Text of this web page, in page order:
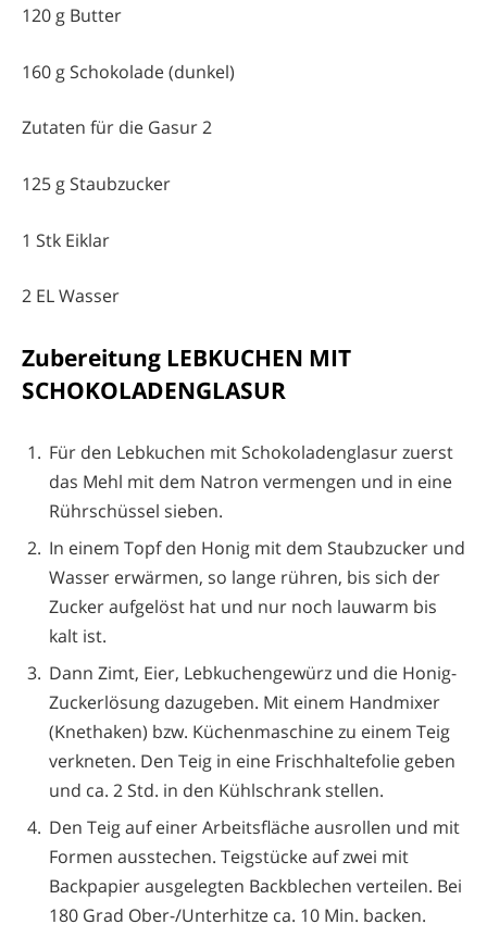
120 g Butter
160 g Schokolade (dunkel)
Zutaten für die Gasur 2
125 g Staubzucker
1 Stk Eiklar
2 EL Wasser
Zubereitung LEBKUCHEN MIT
SCHOKOLADENGLASUR
Für den Lebkuchen mit Schokoladenglasur zuerst
das Mehl mit dem Natron vermengen und in eine
Rührschüssel sieben.
In einem Topf den Honig mit dem Staubzucker und
Wasser erwärmen, so lange rühren, bis sich der
Zucker aufgelöst hat und nur noch lauwarm bis
kalt ist.
Dann Zimt, Eier, Lebkuchengewürz und die Honig-
Zuckerlösung dazugeben. Mit einem Handmixer
(Knethaken) bzw. Küchenmaschine zu einem Teig
verkneten. Den Teig in eine Frischhaltefolie geben
und ca. 2 Std. in den Kühlschrank stellen.
Den Teig auf einer Arbeitsfläche ausrollen und mit
Formen ausstechen. Teigstücke auf zwei mit
Backpapier ausgelegten Backblechen verteilen. Bei
180 Grad Ober-/Unterhitze ca. 10 Min. backen.